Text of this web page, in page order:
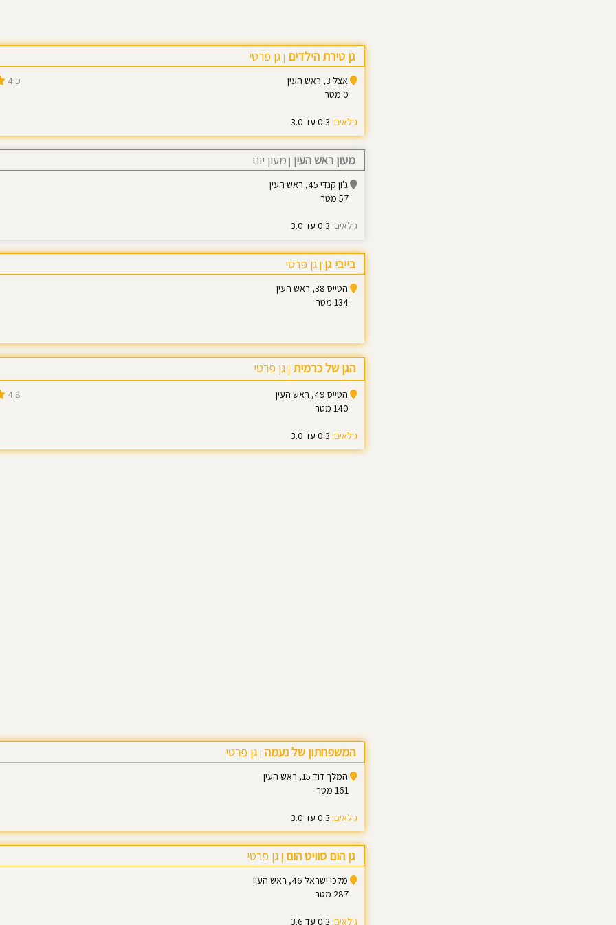
גן טירת הילדים | גן פרטי
4.9
אצל 3, ראש העין
0 מטר
גילאים: 0.3 עד 3.0
מעון ראש העין | מעון יום
ג'ון קנדי 45, ראש העין
57 מטר
גילאים: 0.3 עד 3.0
בייבי גן | גן פרטי
הטייס 38, ראש העין
134 מטר
הגן של כרמית | גן פרטי
4.8
הטייס 49, ראש העין
140 מטר
גילאים: 0.3 עד 3.0
המשפחתון של נעמה | גן פרטי
המלך דוד 15, ראש העין
161 מטר
גילאים: 0.3 עד 3.0
גן הום סוויט הום | גן פרטי
מלכי ישראל 46, ראש העין
287 מטר
גילאים: 0.3 עד 3.6